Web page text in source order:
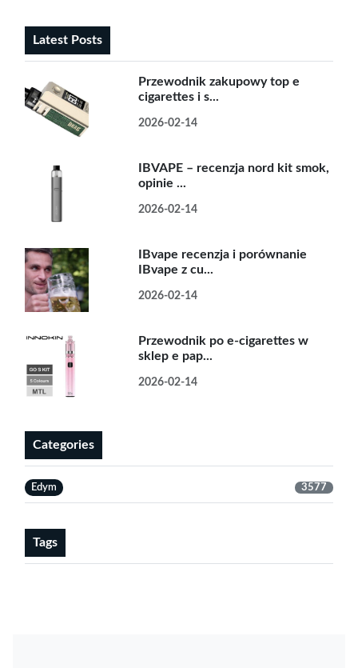
Latest Posts
Przewodnik zakupowy top e
cigarettes i s...
2026-02-14
IBVAPE – recenzja nord kit smok,
opinie ...
2026-02-14
IBvape recenzja i porównanie
IBvape z cu...
2026-02-14
Przewodnik po e-cigarettes w
sklep e pap...
2026-02-14
Categories
Edym 3577
Tags